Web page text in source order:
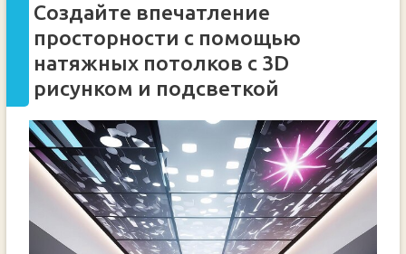
Создайте впечатление
просторности с помощью
натяжных потолков с 3D
рисунком и подсветкой